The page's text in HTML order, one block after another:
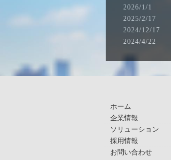
2026/1/1
2025/2/17
2024/12/17
2024/4/22
ホーム
企業情報
ソリューション
採用情報
お問い合わせ